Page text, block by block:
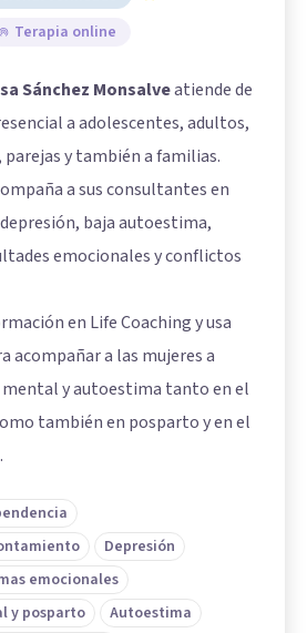
Terapia online
Sánchez Monsalveatiende de
a adolescentes, adultos,
y también a familias.
a sus consultantes en
baja autoestima,
emocionales y conflictos
en Life Coaching y usa
acompañar a las mujeres a
mental y autoestima tanto en el
también en posparto y en el
Depresión
emocionales
y posparto
Autoestima